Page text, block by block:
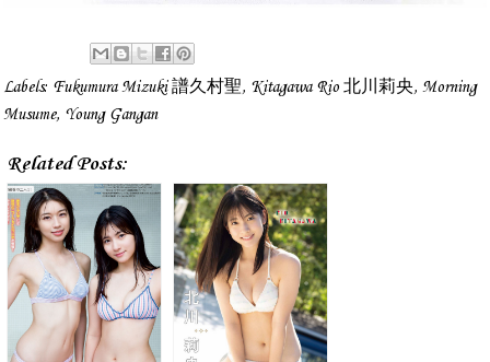
Labels: Fukumura Mizuki 譜久村聖, Kitagawa Rio 北川莉央, Morning
Musume, Young Gangan
Related Posts: